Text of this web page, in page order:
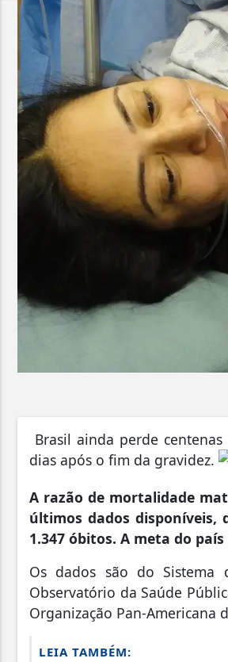
Brasil ainda perde
dias após o fim da gravidez.
A razão de mortalidade
últimos dados disponíveis,
1.347 óbitos. A meta do
Os dados são do Sistema
Observatório da Saúde
Organização Pan-Americana
LEIA TAMBÉM: